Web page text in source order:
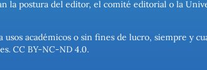
la postura del editor, el comité editorial o la
académicos o sin fines de lucro, siempre y
CC BY-NC-ND 4.0.